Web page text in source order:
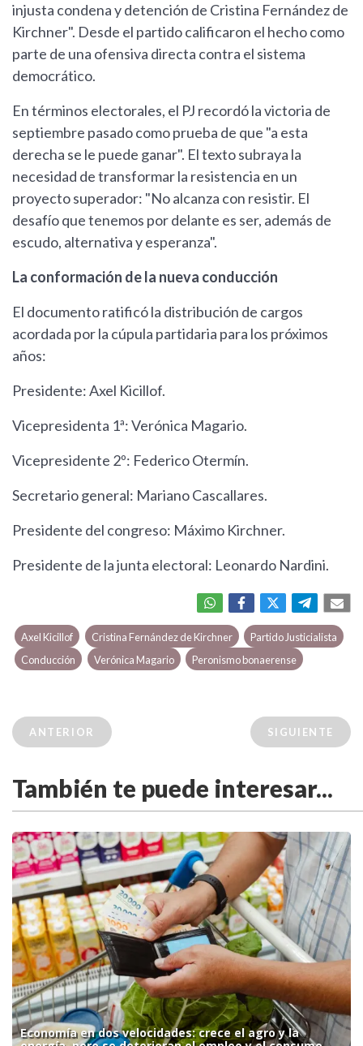
injusta condena y detención de Cristina Fernández de
Kirchner". Desde el partido calificaron el hecho como
parte de una ofensiva directa contra el sistema
democrático.
En términos electorales, el PJ recordó la victoria de
septiembre pasado como prueba de que "a esta
derecha se le puede ganar". El texto subraya la
necesidad de transformar la resistencia en un
proyecto superador: "No alcanza con resistir. El
desafío que tenemos por delante es ser, además de
escudo, alternativa y esperanza".
La conformación de la nueva conducción
El documento ratificó la distribución de cargos
acordada por la cúpula partidaria para los próximos
años:
Presidente: Axel Kicillof.
Vicepresidenta 1ª: Verónica Magario.
Vicepresidente 2º: Federico Otermín.
Secretario general: Mariano Cascallares.
Presidente del congreso: Máximo Kirchner.
Presidente de la junta electoral: Leonardo Nardini.
Axel Kicillof Cristina Fernández de Kirchner
Partido Justicialista
Conducción
Verónica Magario Peronismo bonaerense
ANTERIOR SIGUIENTE
También te puede interesar...
Economía en dos velocidades: crece el agro y la